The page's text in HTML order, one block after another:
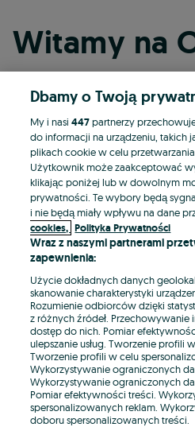
Witamy na
Kontynuuj
Kontynuuj
Kontynuuj
LUB
E-mail
Hasło
Dbamy o Twoją
My i nasi447partnerzy
do informacji na urządzeniu, takich
plikach cookie w celu
Użytkownik może zaakceptować
klikając poniżej lub w dowolnym
prywatności. Te wybory będą
i nie będą miały wpływu na dane
cookies, Polityka Prywatności
Wraz z naszymi partnerami
zapewnienia:
Użycie dokładnych danych
skanowanie charakterystyki
Rozumienie odbiorców dzięki
z różnych źródeł. Przechowywanie
dostęp do nich. Pomiar
ulepszanie usług. Tworzenie profili
Tworzenie profili w celu
Wykorzystywanie ograniczonych
Wykorzystywanie ograniczonych
Pomiar efektywności treści.
spersonalizowanych reklam.
doboru spersonalizowanych treści.